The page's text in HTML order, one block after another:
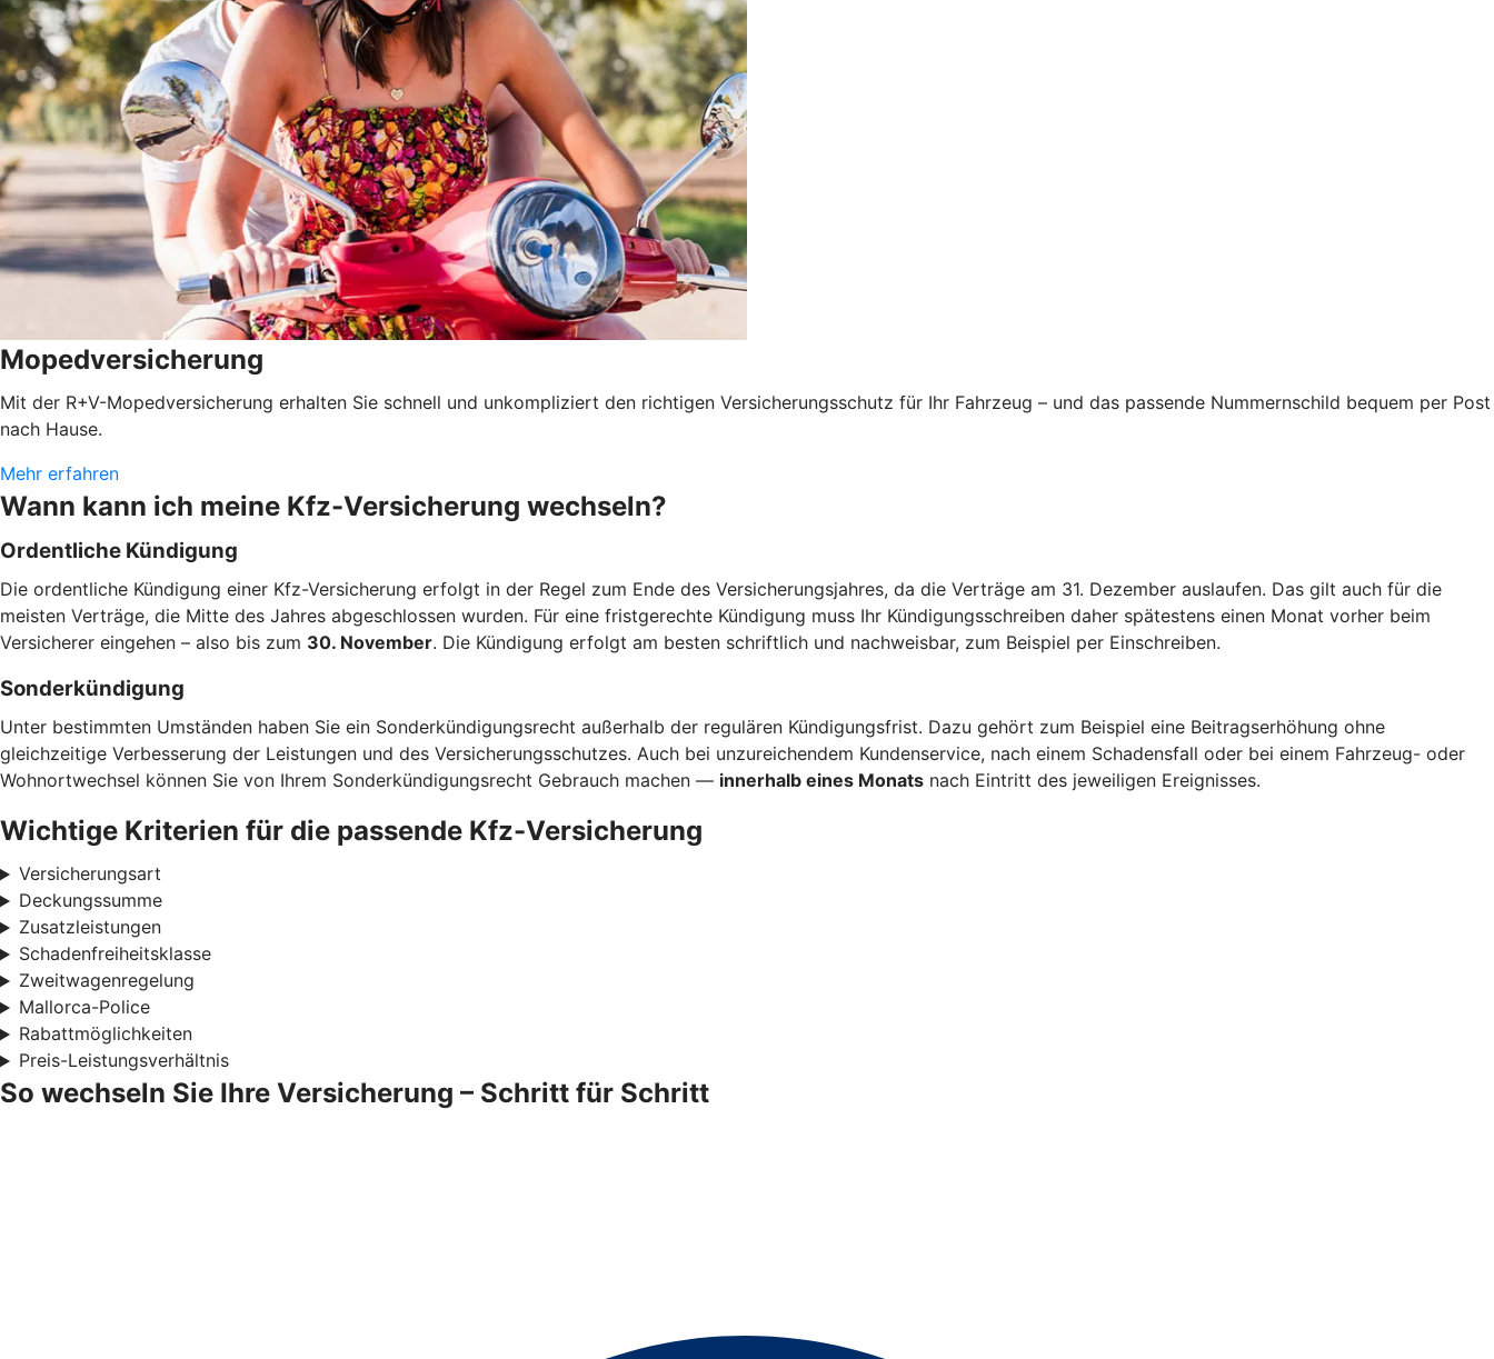
Mopedversicherung
Mit der R+V-Mopedversicherung erhalten Sie schnell und unkompliziert den richtigen Versicherungsschutz für Ihr Fahrzeug – und das passende Nummernschild bequem per Post
nach Hause.
Mehr erfahren
Wann kann ich meine Kfz-Versicherung wechseln?
Ordentliche Kündigung
Die ordentliche Kündigung einer Kfz-Versicherung erfolgt in der Regel zum Ende des Versicherungsjahres, da die Verträge am 31. Dezember auslaufen. Das gilt auch für die
meisten Verträge, die Mitte des Jahres abgeschlossen wurden. Für eine fristgerechte Kündigung muss Ihr Kündigungsschreiben daher spätestens einen Monat vorher beim
Versicherer eingehen – also bis zum 30. November. Die Kündigung erfolgt am besten schriftlich und nachweisbar, zum Beispiel per Einschreiben.
Sonderkündigung
Unter bestimmten Umständen haben Sie ein Sonderkündigungsrecht außerhalb der regulären Kündigungsfrist. Dazu gehört zum Beispiel eine Beitragserhöhung ohne
gleichzeitige Verbesserung der Leistungen und des Versicherungsschutzes. Auch bei unzureichendem Kundenservice, nach einem Schadensfall oder bei einem Fahrzeug- oder
Wohnortwechsel können Sie von Ihrem Sonderkündigungsrecht Gebrauch machen — innerhalb eines Monats nach Eintritt des jeweiligen Ereignisses.
Wichtige Kriterien für die passende Kfz-Versicherung
Versicherungsart
Deckungssumme
Zusatzleistungen
Schadenfreiheitsklasse
Zweitwagenregelung
Mallorca-Police
Rabattmöglichkeiten
Preis-Leistungsverhältnis
So wechseln Sie Ihre Versicherung – Schritt für Schritt